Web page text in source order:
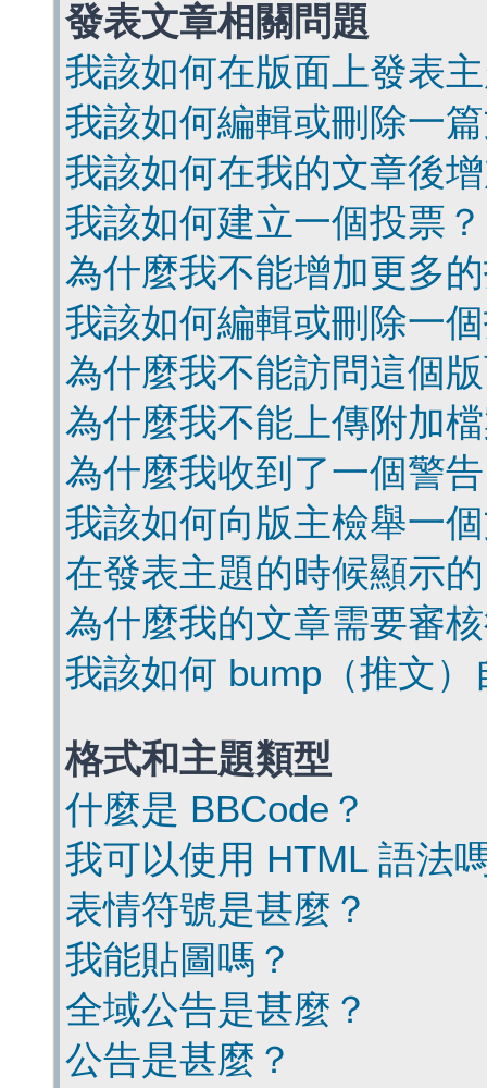
發表文章相關問題
我該如何在版面上發表
我該如何編輯或刪除一
我該如何在我的文章後
我該如何建立一個投票？
為什麼我不能增加更多
我該如何編輯或刪除一
為什麼我不能訪問這個
為什麼我不能上傳附加
為什麼我收到了一個警
我該如何向版主檢舉一
在發表主題的時候顯示
為什麼我的文章需要審
我該如何 bump（推文
格式和主題類型
什麼是 BBCode？
我可以使用 HTML 語法
表情符號是甚麼？
我能貼圖嗎？
全域公告是甚麼？
公告是甚麼？